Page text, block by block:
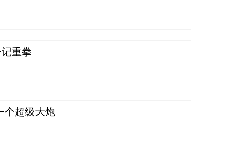
重拳
个超级大炮